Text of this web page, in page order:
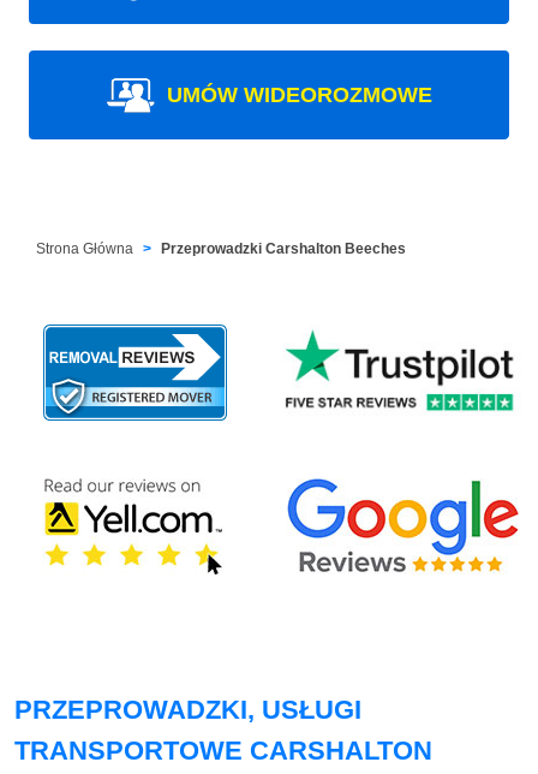
UMÓW WIDEOROZMOWE
Strona Główna Przeprowadzki Carshalton Beeches
PRZEPROWADZKI, USŁUGI
TRANSPORTOWE CARSHALTON